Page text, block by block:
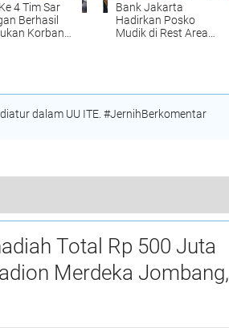
4 Tim Sar
Berhasil
Korban
Bank Jakarta
Hadirkan Posko
Mudik di Rest Area
dalam UU ITE. #JernihBerkomentar
BNI Anugerahkan Performance Excellence Award (PEXA) 2024 Kepada BNI Hi-Movers Berprestasi
Total Rp 500 Juta
Merdeka Jombang,
Silaturrahmi dan Media